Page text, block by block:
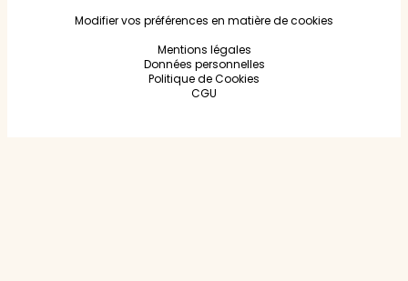
Modifier vos préférences en matière de cookies
Mentions légales
Données personnelles
Politique de Cookies
CGU